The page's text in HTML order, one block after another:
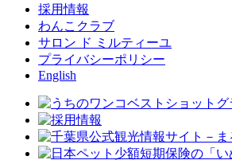
採用情報
わんこクラブ
サロン ド ミルティーユ
プライバシーポリシー
English